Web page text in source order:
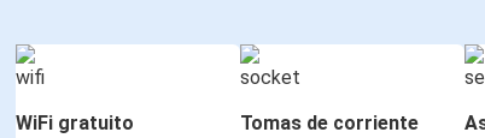
WiFi gratuito Tomas de corriente